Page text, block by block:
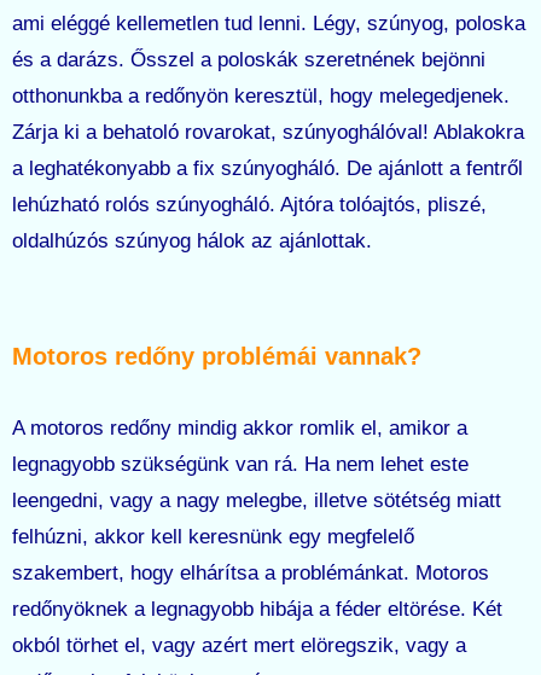
ami eléggé kellemetlen tud lenni. Légy, szúnyog, poloska
és a darázs. Ősszel a poloskák szeretnének bejönni
otthonunkba a redőnyön keresztül, hogy melegedjenek.
Zárja ki a behatoló rovarokat, szúnyoghálóval! Ablakokra
a leghatékonyabb a fix szúnyogháló. De ajánlott a fentről
lehúzható rolós szúnyogháló. Ajtóra tolóajtós, pliszé,
oldalhúzós szúnyog hálok az ajánlottak.
Motoros redőny problémái vannak?
A motoros redőny mindig akkor romlik el, amikor a
legnagyobb szükségünk van rá. Ha nem lehet este
leengedni, vagy a nagy melegbe, illetve sötétség miatt
felhúzni, akkor kell keresnünk egy megfelelő
szakembert, hogy elhárítsa a problémánkat. Motoros
redőnyöknek a legnagyobb hibája a féder eltörése. Két
okból törhet el, vagy azért mert elöregszik, vagy a